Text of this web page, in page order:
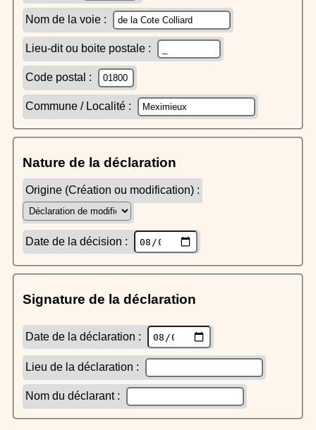
Nom de la voie :
Lieu-dit ou boite postale :
Code postal :
Commune / Localité :
Nature de la déclaration
Origine (Création ou modification) :
Date de la décision :
Signature de la déclaration
Date de la déclaration :
Lieu de la déclaration :
Nom du déclarant :